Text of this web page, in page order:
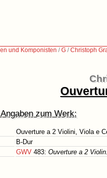
und Komponisten /G /Christoph
zum Werk:
Ouverture a 2 Violini, Viola e
B-Dur
GWV 483: Ouverture a 2